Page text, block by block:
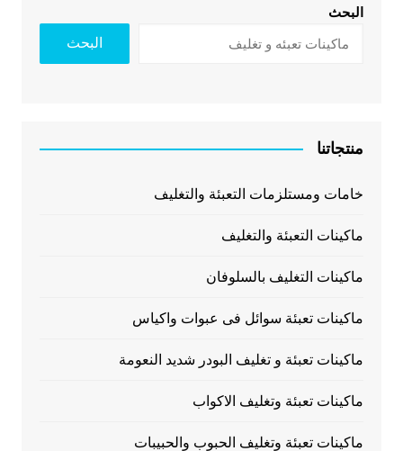
البحث
البحث
منتجاتنا
خامات ومستلزمات التعبئة والتغليف
ماكينات التعبئة والتغليف
ماكينات التغليف بالسلوفان
ماكينات تعبئة سوائل فى عبوات واكياس
ماكينات تعبئة و تغليف البودر شديد النعومة
ماكينات تعبئة وتغليف الاكواب
ماكينات تعبئة وتغليف الحبوب والحبيبات